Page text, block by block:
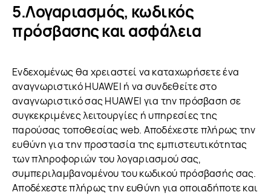
Λογαριασμός, κωδικός
πρόσβασης και ασφάλεια
Ενδεχομένως θα χρειαστεί να καταχωρήσετε ένα
αναγνωριστικό HUAWEI ή να συνδεθείτε στο
αναγνωριστικό σας HUAWEI για την πρόσβαση σε
συγκεκριμένες λειτουργίες ή υπηρεσίες της
παρούσας τοποθεσίας web. Αποδέχεστε πλήρως την
ευθύνη για την προστασία της εμπιστευτικότητας
των πληροφοριών του λογαριασμού σας,
συμπεριλαμβανομένου του κωδικού πρόσβασής σας.
Αποδέχεστε πλήρως την ευθύνη για οποιαδήποτε και